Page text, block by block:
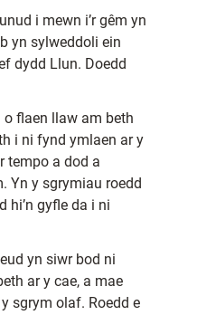
i mewn i’r gêm yn
yn sylweddoli ein
dydd Llun. Doedd
o flaen llaw am beth
i ni fynd ymlaen ar y
tempo a dod a
Yn y sgrymiau roedd
hi’n gyfle da i ni
yn siwr bod ni
ar y cae, a mae
sgrym olaf. Roedd e